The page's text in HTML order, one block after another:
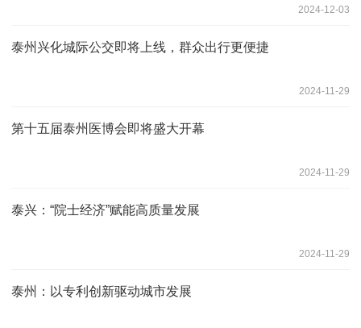
2024-12-03
泰州兴化城际公交即将上线，群众出行更便捷
2024-11-29
第十五届泰州医博会即将盛大开幕
2024-11-29
泰兴：“院士经济”赋能高质量发展
2024-11-29
泰州：以专利创新驱动城市发展